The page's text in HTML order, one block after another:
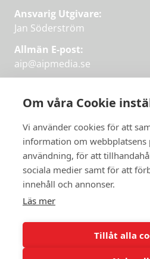
Om våra Cookie
Vi använder cookies för att
information om webbplatsens
användning, för att
sociala medier samt för att
innehåll och annonser.
Läs mer
Tillåt alla
Få
artiklar
varje vecka om
Ansvarig Utgivare:
Jan Söderström
Allmän E-post:
aip@aipmedia.se
aip@flowyinfo.seeller 08-1210
Instagram
LinkedIn
Twitter
Facebook
Få veckans bästa
artiklar på mejlen
PRENUMERERA